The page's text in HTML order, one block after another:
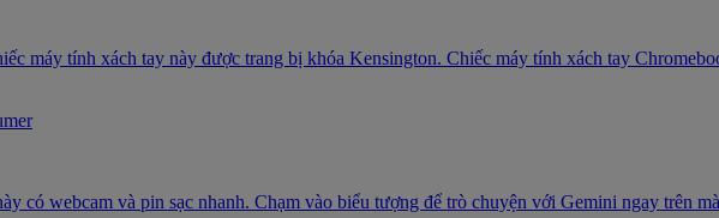
máy tính xách tay này được trang bị khóa Kensington. Chiếc máy tính xách tay
có webcam và pin sạc nhanh. Chạm vào biểu tượng để trò chuyện với Gemini ngay trên